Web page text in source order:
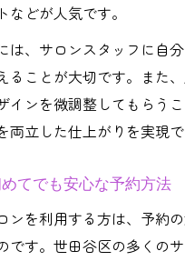
などが人気です。
は、サロンスタッフに自
ることが大切です。また
インを微調整してもらう
両立した仕上がりを実現で
てでも安心な予約方法
ンを利用する方は、予約
です。世田谷区の多くのサ